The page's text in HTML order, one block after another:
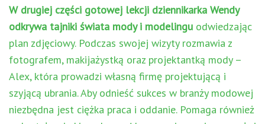
W drugiej części gotowej lekcji dziennikarka Wendy
odkrywa tajniki świata mody i modelingu odwiedzając
plan zdjęciowy. Podczas swojej wizyty rozmawia z
fotografem, makijażystką oraz projektantką mody –
Alex, która prowadzi własną firmę projektującą i
szyjącą ubrania. Aby odnieść sukces w branży modowej
niezbędna jest ciężka praca i oddanie. Pomaga również